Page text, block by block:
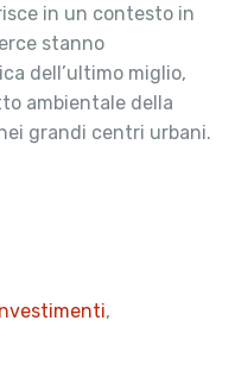
in un contesto in
stanno
dell’ultimo miglio,
ambientale della
grandi centri urbani.
,